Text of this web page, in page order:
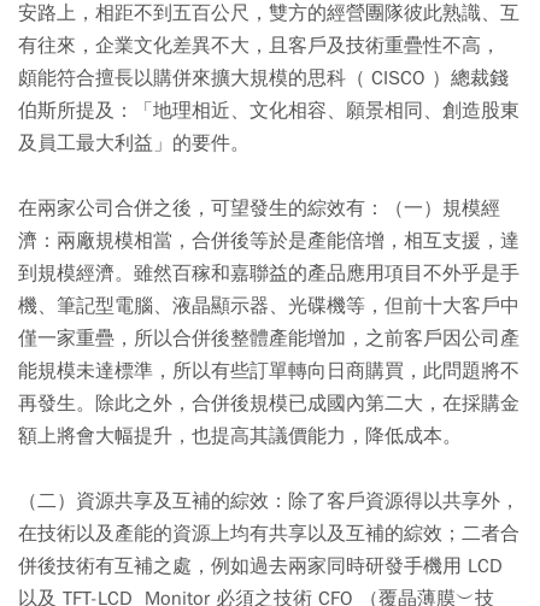
安路上，相距不到五百公尺，雙方的經營團隊彼此熟識、互
有往來，企業文化差異不大，且客戶及技術重疊性不高，
頗能符合擅長以購併來擴大規模的思科（ CISCO ）總裁錢
伯斯所提及：「地理相近、文化相容、願景相同、創造股東
及員工最大利益」的要件。
在兩家公司合併之後，可望發生的綜效有：（一）規模經
濟：兩廠規模相當，合併後等於是產能倍增，相互支援，達
到規模經濟。雖然百稼和嘉聯益的產品應用項目不外乎是手
機、筆記型電腦、液晶顯示器、光碟機等，但前十大客戶中
僅一家重疊，所以合併後整體產能增加，之前客戶因公司產
能規模未達標準，所以有些訂單轉向日商購買，此問題將不
再發生。除此之外，合併後規模已成國內第二大，在採購金
額上將會大幅提升，也提高其議價能力，降低成本。
（二）資源共享及互補的綜效：除了客戶資源得以共享外，
在技術以及產能的資源上均有共享以及互補的綜效；二者合
併後技術有互補之處，例如過去兩家同時研發手機用 LCD
以及 TFT-LCD Monitor 必須之技術 CFO （覆晶薄膜︶技